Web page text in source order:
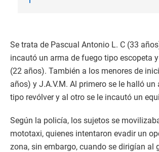
Se trata de Pascual Antonio L. C (33
incautó un arma de fuego tipo escopeta
(22 años). También a los menores de
años) y J.A.V.M. Al primero se le halló un
tipo revólver y al otro se le incautó un
Según la policía, los sujetos se
mototaxi, quienes intentaron evadir un
zona, sin embargo, cuando se dirigían al